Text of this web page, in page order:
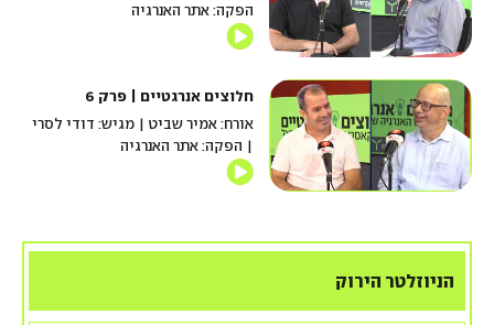
הפקה: אתר האנרגיה
חלוצים אנרגטיים | פרק 6
אורח: אמיר שביט | מגיש: דודי לסרי
| הפקה: אתר האנרגיה
הניוזלטר הירוק